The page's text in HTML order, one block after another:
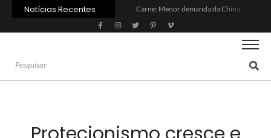
Notícias Recentes
Inadimplência no crédito rural deve seguir elevada até 2027
Lula sanciona MP do Frete e agro teme alta dos custos logísticos
Brasil tem 2º maior juro real do mundo